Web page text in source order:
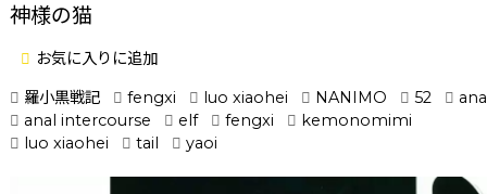
神様の猫
お気に入りに追加
羅小黒戦記
fengxi luo xiaohei NANIMO 52
anal intercourse
elf fengxi
kemonomimi
luo xiaohei
tail yaoi